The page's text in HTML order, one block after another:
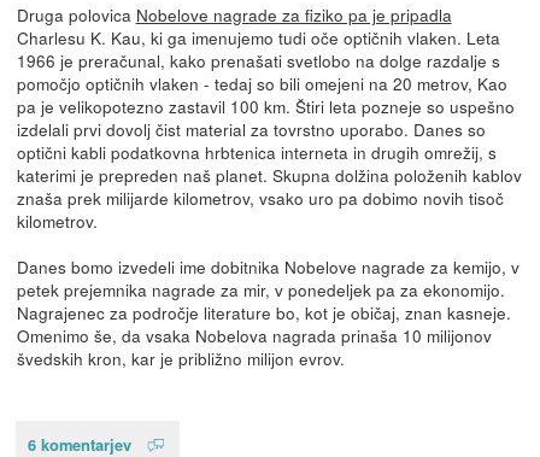
Druga polovica Nobelove nagrade za fiziko pa je pripadla
Charlesu K. Kau, ki ga imenujemo tudi oče optičnih vlaken. Leta
1966 je preračunal, kako prenašati svetlobo na dolge razdalje s
pomočjo optičnih vlaken - tedaj so bili omejeni na 20 metrov, Kao
pa je velikopotezno zastavil 100 km. Štiri leta pozneje so uspešno
izdelali prvi dovolj čist material za tovrstno uporabo. Danes so
optični kabli podatkovna hrbtenica interneta in drugih omrežij, s
katerimi je prepreden naš planet. Skupna dolžina položenih kablov
znaša prek milijarde kilometrov, vsako uro pa dobimo novih tisoč
kilometrov.
Danes bomo izvedeli ime dobitnika Nobelove nagrade za kemijo, v
petek prejemnika nagrade za mir, v ponedeljek pa za ekonomijo.
Nagrajenec za področje literature bo, kot je običaj, znan kasneje.
Omenimo še, da vsaka Nobelova nagrada prinaša 10 milijonov
švedskih kron, kar je približno milijon evrov.
6 komentarjev